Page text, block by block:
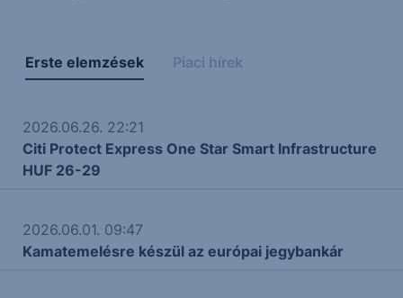
Erste elemzések Piaci hírek
2026.06.26. 22:21
Citi Protect Express One Star Smart Infrastructure
HUF 26-29
2026.06.01. 09:47
Kamatemelésre készül az európai jegybankár